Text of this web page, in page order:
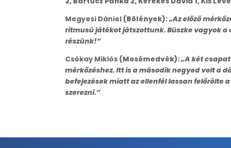
Megyesi Dániel (Bölények): „Az előző
ritmusú játékot játszottunk. Büszke vagyok
részünk!”
Csókay Miklós (Mosómedvék):„A két
mérkőzéshez. Itt is a második negyed volt a
befejezések miatt az ellenfél lassan felőrölte
szerezni.”